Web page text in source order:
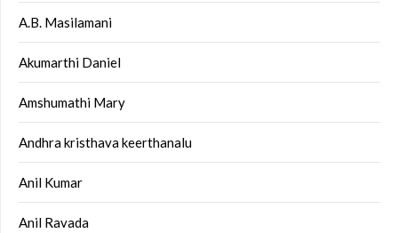
A.B. Masilamani
Akumarthi Daniel
Amshumathi Mary
Andhra kristhava keerthanalu
Anil Kumar
Anil Ravada